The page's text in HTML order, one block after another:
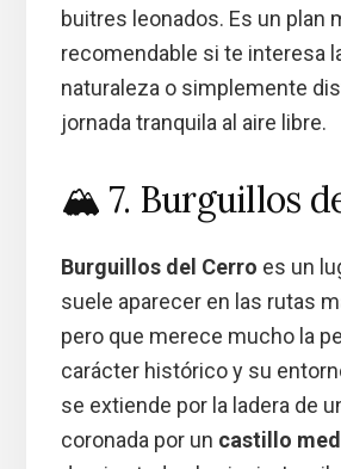
buitres leonados. Es un plan
recomendable si te interesa
naturaleza o simplemente
jornada tranquila al aire libre.
🏔️ 7. Burguillos
Burguillos del Cerro es un
suele aparecer en las rutas
pero que merece mucho la
carácter histórico y su
se extiende por la ladera de
coronada por un castillo